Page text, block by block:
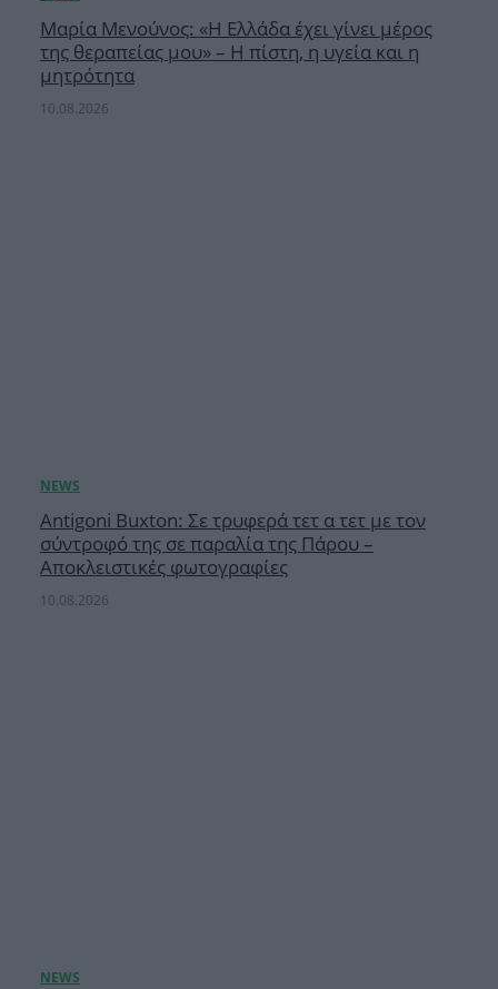
Μαρία Μενούνος: «Η Ελλάδα έχει γίνει μέρος
της θεραπείας μου» – Η πίστη, η υγεία και η
μητρότητα
10.08.2026
Antigoni Buxton: Σε τρυφερά τετ α τετ με τον
σύντροφό της σε παραλία της Πάρου –
Αποκλειστικές φωτογραφίες
10.08.2026